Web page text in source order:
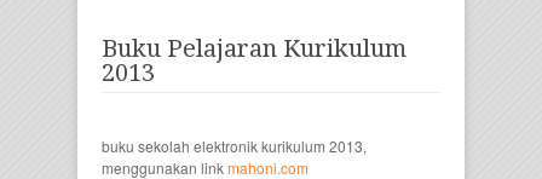
Buku Pelajaran Kurikulum
2013
buku sekolah elektronik kurikulum 2013,
menggunakan linkmahoni.com